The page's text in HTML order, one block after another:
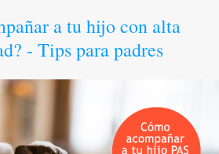
a tu hijo con alta
- Tips para padres